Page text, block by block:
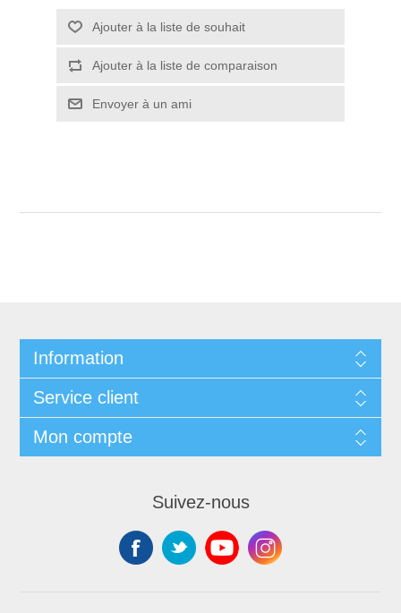
Ajouter à la liste de souhait
Ajouter à la liste de comparaison
Envoyer à un ami
Information
Service client
Mon compte
Suivez-nous